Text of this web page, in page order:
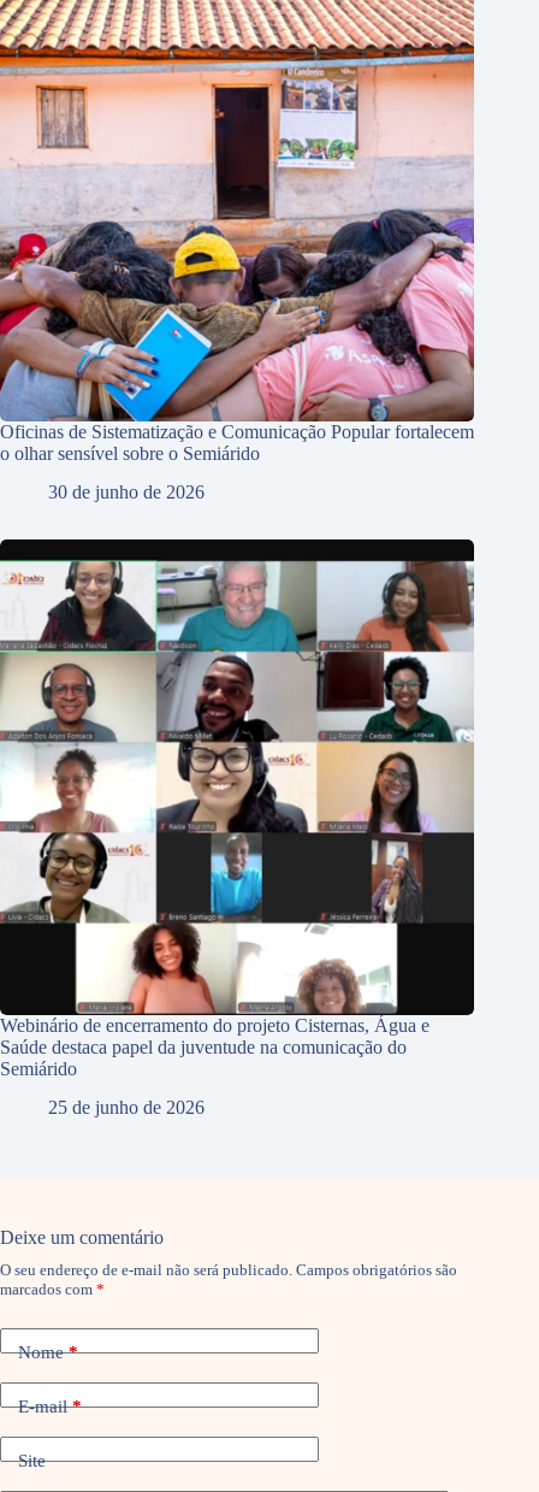
Oficinas de Sistematização e Comunicação Popular fortalecem
o olhar sensível sobre o Semiárido
30 de junho de 2026
Webinário de encerramento do projeto Cisternas, Água e
Saúde destaca papel da juventude na comunicação do
Semiárido
25 de junho de 2026
Deixe um comentário
O seu endereço de e-mail não será publicado. Campos obrigatórios são
marcados com *
Nome*
E-mail*
Site